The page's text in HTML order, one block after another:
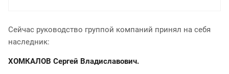
Сейчас руководство группой компаний принял на себя
наследник:
ХОМКАЛОВ Сергей Владиславович.